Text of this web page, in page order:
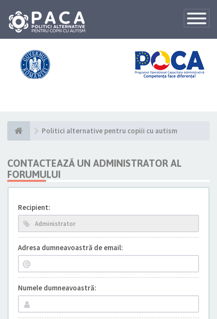
Toggle
Politici alternative pentru copiii cu autism
CONTACTEAZĂ UN ADMINISTRATOR AL
FORUMULUI
Recipient:
Adresa dumneavoastră de email:
Numele dumneavoastră: